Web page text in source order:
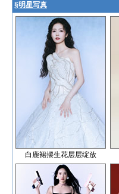
§明星写真
白鹿裙摆生花层层绽放